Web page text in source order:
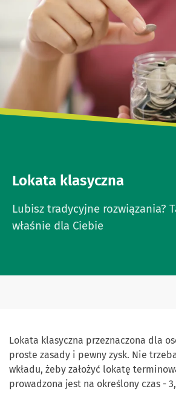
Lokata klasyczna
Lubisz tradycyjne rozwiązania?
właśnie dla Ciebie
Lokata klasyczna przeznaczona dla
proste zasady i pewny zysk. Nie
wkładu, żeby założyć lokatę
prowadzona jest na określony czas -